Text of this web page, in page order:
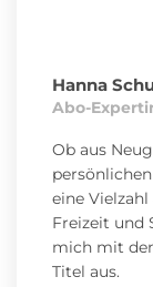
Hanna
Abo-
Ob aus
eine
Freizeit und
mich mit
Titel aus.